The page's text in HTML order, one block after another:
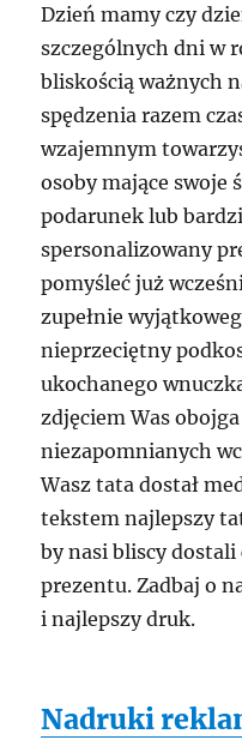
Dzień mamy czy
szczególnych dni w
bliskością ważnych
spędzenia razem
wzajemnym
osoby mające swoje
podarunek lub
spersonalizowany
pomyśleć już
zupełnie
nieprzeciętny
ukochanego
zdjęciem Was
niezapomnianych
Wasz tata dostał
tekstem najlepszy
by nasi bliscy
prezentu. Zadbaj o
i najlepszy druk.
Nadruki